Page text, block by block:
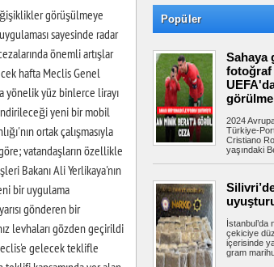
görüşülmeye
sayesinde radar
önemli artışlar
hafta Meclis Genel
yönelik yüz binlerce lirayı
yeni bir mobil
ortak çalışmasıyla
vatandaşların özellikle
Bakanı Ali Yerlikaya'nın
bir uygulama
gönderen bir
levhaları gözden geçirildi
gelecek teklifle
gençlere yönelik
ÜMRANİYE
hayallerini gerçeğe
ABD,
bağlantılı Irak'a
listesinden çıkardı
ilişkin görüşmelerle
Örgüt yöneticilerine
Popüler
Sahaya
2024
Türkiye-
Cristiano
yaşındaki
İstanbul’da
çekiciye
içerisinde
gram